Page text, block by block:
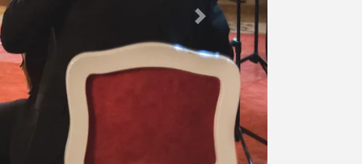
Next